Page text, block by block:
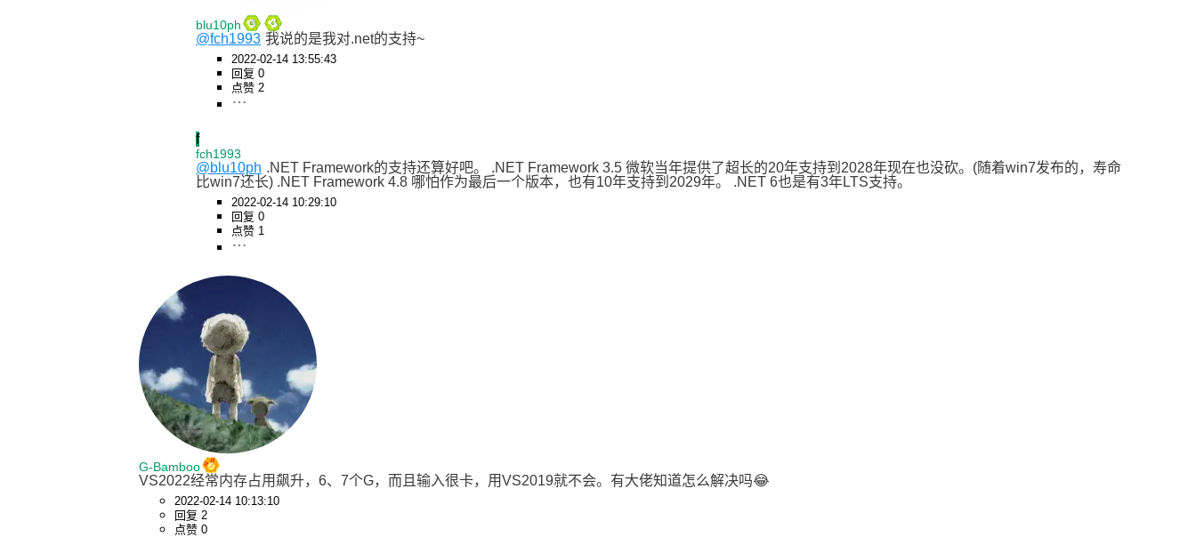
blu10ph
@fch1993 我说的是我对.net的支持~
2022-02-14 13:55:43
回复 0
点赞 2
f
fch1993
@blu10ph .NET Framework的支持还算好吧。 .NET Framework 3.5 微软当年提供了超长的20年支持到2028年现在也没砍。(随着win7发布的，寿命
比win7还长) .NET Framework 4.8 哪怕作为最后一个版本，也有10年支持到2029年。 .NET 6也是有3年LTS支持。
2022-02-14 10:29:10
回复 0
点赞 1
G-Bamboo
VS2022经常内存占用飙升，6、7个G，而且输入很卡，用VS2019就不会。有大佬知道怎么解决吗😂
2022-02-14 10:13:10
回复 2
点赞 0